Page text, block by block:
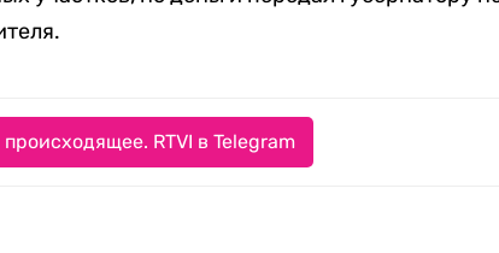
RTVI в Telegram